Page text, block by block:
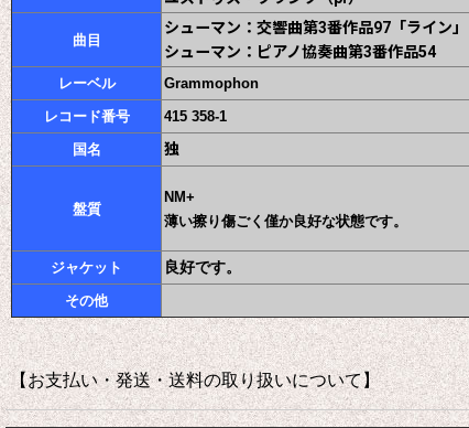
曲目
シューマン：交響曲第3番作品97「ライン」
シューマン：ピアノ協奏曲第3番作品54
レーベル
Grammophon
レコード番号
415 358-1
国名
独
盤質
NM+
薄い擦り傷ごく僅か良好な状態です。
ジャケット 良好です。
その他
【お支払い・発送・送料の取り扱いについ